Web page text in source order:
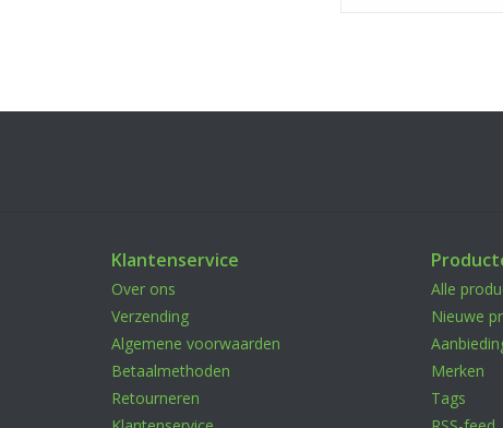
Klantenservice
Over ons
Verzending
Algemene voorwaarden
Betaalmethoden
Retourneren
Alle
Nieuwe
Merken
Tags